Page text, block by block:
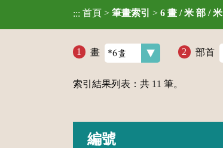
::: 首頁 > 筆畫索引 > 6 畫 / 米 部 / 米
畫 部首
索引結果列表：共 11 筆。
編號